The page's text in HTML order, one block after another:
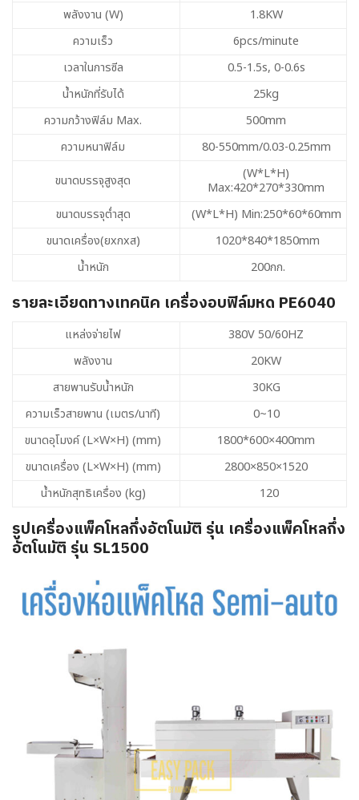
พลังงาน (W)
1.8KW
ความเร็ว
6pcs/minute
เวลาในการซีล
0.5-1.5s, 0-0.6s
น้ำหนักที่รับได้
25kg
ความกว้างฟิล์ม Max.
500mm
ความหนาฟิล์ม
80-550mm/0.03-0.25mm
ขนาดบรรจุสูงสุด
(W*L*H)
Max:420*270*330mm
ขนาดบรรจุต่ำสุด
(W*L*H) Min:250*60*60mm
ขนาดเครื่อง(ยxกxส)
1020*840*1850mm
น้ำหนัก
200กก.
รายละเอียดทางเทคนิค เครื่องอบฟิล์มหด PE6040
แหล่งจ่ายไฟ
380V 50/60HZ
พลังงาน
20KW
สายพานรับน้ำหนัก
30KG
ความเร็วสายพาน (เมตร/นาที)
0~10
ขนาดอุโมงค์ (L×W×H) (mm)
1800*600×400mm
ขนาดเครื่อง (L×W×H) (mm)
2800×850×1520
น้ำหนักสุทธิเครื่อง (kg)
120
รูปเครื่องแพ็คโหลกึ่งอัตโนมัติ รุ่น เครื่องแพ็คโหลกึ่ง
อัตโนมัติ รุ่น SL1500